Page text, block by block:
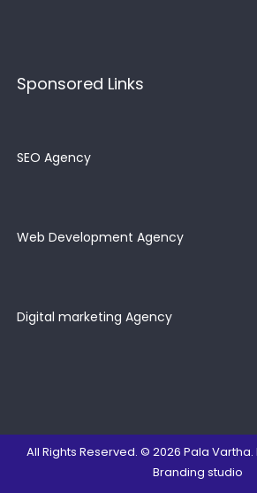
Sponsored Links
SEO Agency
Web Development Agency
Digital marketing Agency
All Rights Reserved. © 2026 Pala Vartha
Branding studio